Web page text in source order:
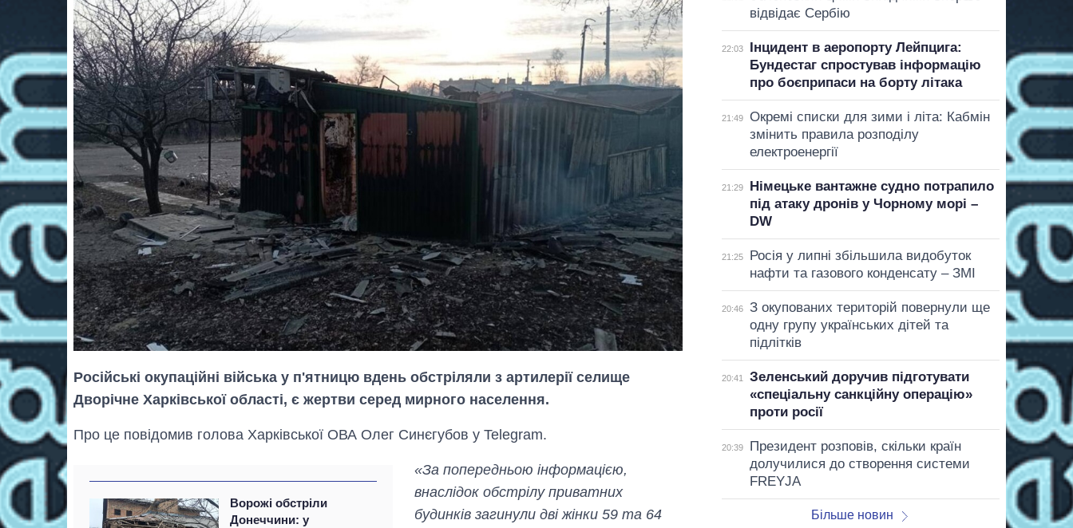
Російські окупаційні війська у п'ятницю вдень обстріляли з артилерії селище
Дворічне Харківської області, є жертви серед мирного населення.
Про це повідомив голова Харківської ОВА Олег Синєгубов у Telegram.
Ворожі обстріли
Донеччини: у
«За попередньою інформацією,
внаслідок обстрілу приватних
будинків загинули дві жінки 59 та 64
відвідає Сербію
22:03
Інцидент в аеропорту Лейпцига:
Бундестаг спростував інформацію
про боєприпаси на борту літака
21:49
Окремі списки для зими і літа: Кабмін
змінить правила розподілу
електроенергії
21:29
Німецьке вантажне судно потрапило
під атаку дронів у Чорному морі –
DW
21:25
Росія у липні збільшила видобуток
нафти та газового конденсату – ЗМІ
20:46
З окупованих територій повернули ще
одну групу українських дітей та
підлітків
20:41
Зеленський доручив підготувати
«спеціальну санкційну операцію»
проти росії
20:39
Президент розповів, скільки країн
долучилися до створення системи
FREYJA
Більше новин